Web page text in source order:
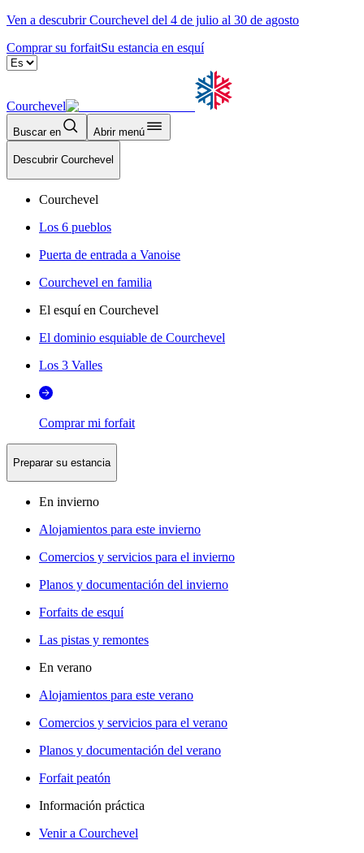
Ven a descubrir Courchevel del 4 de julio al 30 de agosto
Comprar su forfaitSu estancia en esquí
Courchevel
Buscar en Abrir menú
Descubrir Courchevel
Courchevel
Los 6 pueblos
Puerta de entrada a Vanoise
Courchevel en familia
El esquí en Courchevel
El dominio esquiable de Courchevel
Los 3 Valles
Comprar mi forfait
Preparar su estancia
En invierno
Alojamientos para este invierno
Comercios y servicios para el invierno
Planos y documentación del invierno
Forfaits de esquí
Las pistas y remontes
En verano
Alojamientos para este verano
Comercios y servicios para el verano
Planos y documentación del verano
Forfait peatón
Información práctica
Venir a Courchevel